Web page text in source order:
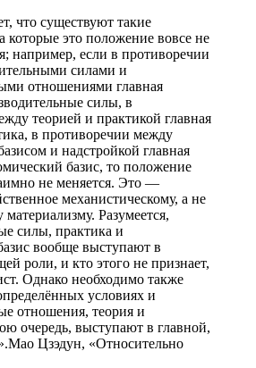
что существуют такие
которые это положение вовсе не
например, если в противоречии
силами и
отношениями главная
силы, в
теорией и практикой главная
в противоречии между
и надстройкой главная
базис, то положение
не меняется. Это —
механистическому, а не
материализму. Разумеется,
силы, практика и
вообще выступают в
роли, и кто этого не признает,
Однако необходимо также
условиях и
отношения, теория и
очередь, выступают в главной,
Цзэдун, «Относительно